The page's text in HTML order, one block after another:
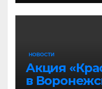
НОВОСТИ
Акция
в